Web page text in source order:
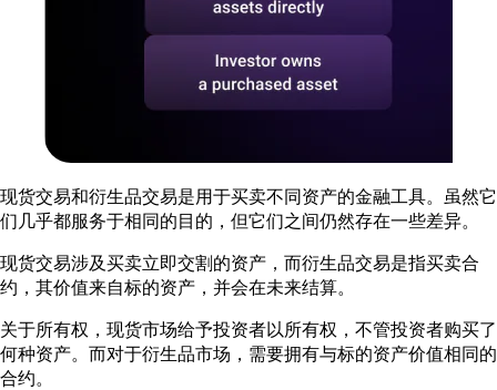
现货交易和衍生品交易是用于买卖不同资产的金融工具。虽然它
们几乎都服务于相同的目的，但它们之间仍然存在一些差异。
现货交易涉及买卖立即交割的资产，而衍生品交易是指买卖合
约，其价值来自标的资产，并会在未来结算。
关于所有权，现货市场给予投资者以所有权，不管投资者购买了
何种资产。而对于衍生品市场，需要拥有与标的资产价值相同的
合约。